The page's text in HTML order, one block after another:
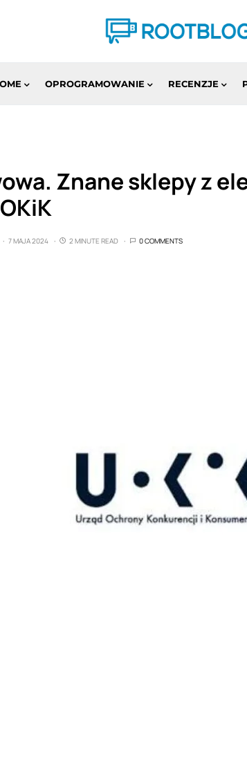
OPROGRAMOWANIE RECENZJE
Znane sklepy z
7 MAJA 2024 2 MINUTE READ 0 COMMENTS